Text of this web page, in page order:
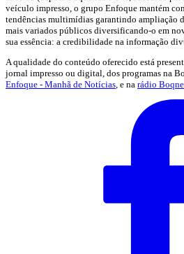
veículo impresso, o grupo Enfoque mantém
tendências multimídias garantindo ampliação
mais variados públicos diversificando-o em
sua essência: a credibilidade na informação
A qualidade do conteúdo oferecido está
jornal impresso ou digital, dos programas na
Enfoque - Manhã de Notícias, e na rádio